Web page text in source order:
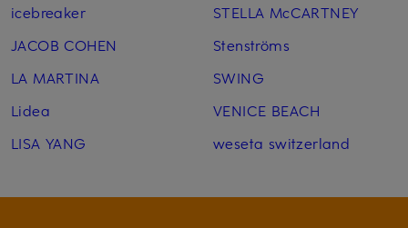
icebreaker
JACOB COHEN
LA MARTINA
Lidea
LISA YANG
STELLA McCARTNEY
Stenströms
SWING
VENICE BEACH
weseta switzerland